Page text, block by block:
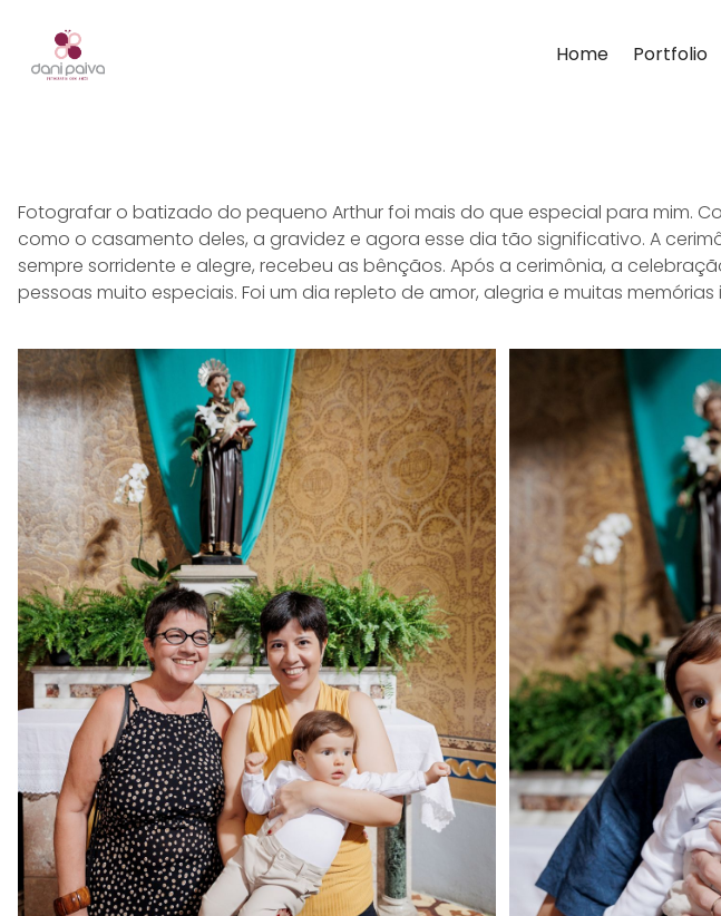
Home Portfolio
Fotografar o batizado do pequeno Arthur foi mais do que especial para mim.
como o casamento deles, a gravidez e agora esse dia tão significativo. A
sempre sorridente e alegre, recebeu as bênçãos. Após a cerimônia, a
pessoas muito especiais. Foi um dia repleto de amor, alegria e muitas memórias